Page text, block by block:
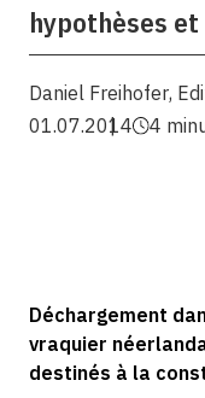
hypothèses
Daniel Freihofer,
01.07.2014
4
Déchargement
vraquier
destinés à la